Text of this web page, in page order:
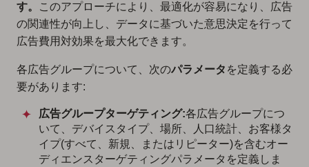
す。
このアプローチにより、最適化が容易になり、広告
の関連性が向上し、データに基づいた意思決定を行って
広告費用対効果を最大化できます。
各広告グループについて、次のパラメータ を定義する必
要があります:
広告グループターゲティング:各広告グループにつ
いて、デバイスタイプ、場所、人口統計、お客様タ
イプ(すべて、新規、またはリピーター)を含むオー
ディエンスターゲティングパラメータを定義しま